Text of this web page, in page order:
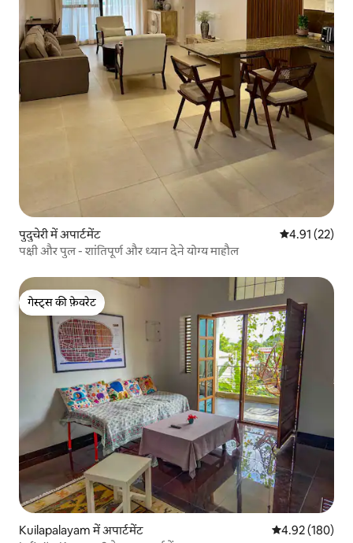
पुदुचेरी में अपार्टमेंट औसत रेटिंग 5 में
4.91 (22)
पक्षी और पुल - शांतिपूर्ण और ध्यान देने योग्य माहौल
गेस्ट्स की फ़ेवरेट
गेस्ट्स की फ़ेवरेट
Kuilapalayam में अपार्टमेंट औसत रेटिंग 5 में से
4.92 (180)